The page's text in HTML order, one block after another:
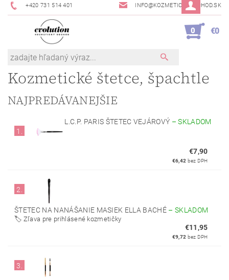
+420 731 514 401 INFO@KOZMETICKYOBCHOD.SK
0 €0
Kozmetické štetce, špachtle
NAJPREDÁVANEJŠIE
1.
L.C.P. PARIS ŠTETEC VEJÁROVÝ –SKLADOM
€7,90
€6,42 bez DPH
2.
ŠTETEC NA NANÁŠANIE MASIEK ELLA BACHÉ – SKLADOM
🏷️ Zľava pre prihlásené kozmetičky
€11,95
€9,72 bez DPH
3.